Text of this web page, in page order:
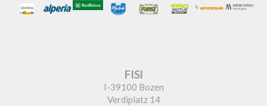
FISI
I-39100 Bozen
Verdiplatz 14